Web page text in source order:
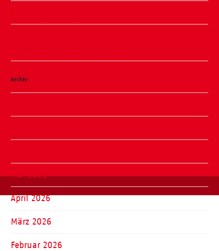
Archiv
Mai 2026
April 2026
März 2026
Februar 2026